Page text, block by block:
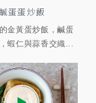
鹹蛋蛋炒飯
金黃蛋炒飯，鹹蛋
蝦仁與蒜香交織...